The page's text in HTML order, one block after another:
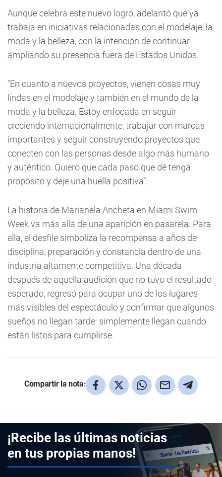
Aunque celebra este nuevo logro, adelantó que ya
trabaja en iniciativas relacionadas con el modelaje, la
moda y la belleza, con la intención de continuar
ampliando su presencia fuera de Estados Unidos.
“En cuanto a nuevos proyectos, vienen cosas muy
lindas en el modelaje y también en el mundo de la
moda y la belleza. Estoy enfocada en seguir
creciendo internacionalmente, trabajar con marcas
importantes y seguir construyendo proyectos que
conecten con las personas desde algo más humano
y auténtico. Quiero que cada paso que dé tenga
propósito y deje una huella positiva”.
La historia de Marianela Ancheta en Miami Swim
Week va más allá de una aparición en pasarela. Para
ella, el desfile simboliza la recompensa a años de
disciplina, preparación y constancia dentro de una
industria altamente competitiva. Una década
después de aquella audición que no tuvo el resultado
esperado, regresó para ocupar uno de los lugares
más visibles del espectáculo y confirmar que algunos
sueños no llegan tarde: simplemente llegan cuando
están listos para cumplirse.
Compartir la nota:
¡Recibe las últimas noticias
en tus propias manos!